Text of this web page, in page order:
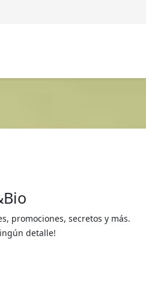
promociones, secretos y más.
detalle!